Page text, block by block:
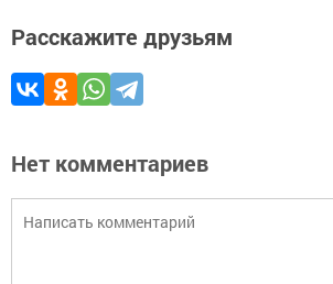
Расскажите друзьям
Нет комментариев